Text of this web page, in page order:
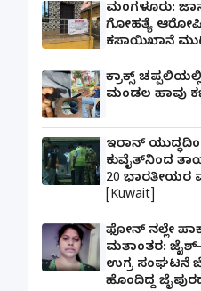
ಮಂಗಳೂರು:
ಗೋಹತ್ಯೆ
ಕಸಾಯಿಖಾನೆ
ಕ್ರಾಕ್ಸ್
ಮಂಡಲ ಹಾವು
ಇರಾನ್
ಕುವೈತ್‌ನಿಂದ
20 ಭಾರತೀಯರ
[Kuwait]
ಫೋನ್ ನಲ್ಲೇ
ಮತಾಂತರ:
ಉಗ್ರ ಸಂಘಟನೆ
ಹೊಂದಿದ್ದ